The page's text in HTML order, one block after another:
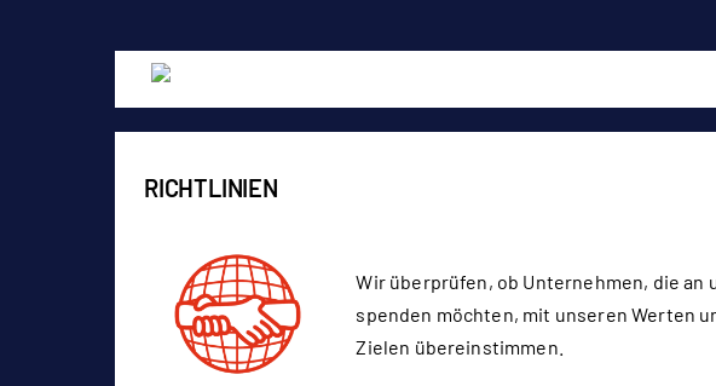
RICHTLINIEN
Wir überprüfen, ob Unternehmen, die an
spenden möchten, mit unseren Werten
Zielen übereinstimmen.